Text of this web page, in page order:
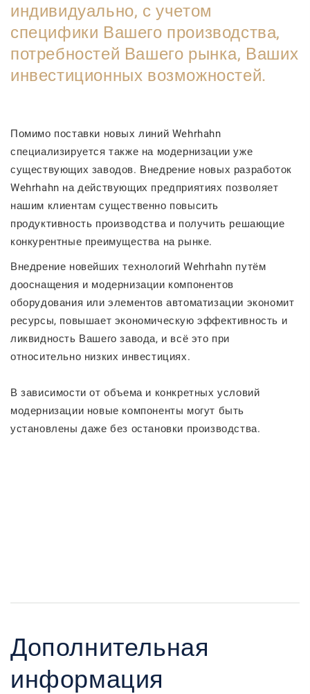
индивидуально, с учетом
специфики Вашего производства,
потребностей Вашего рынка, Ваших
инвестиционных возможностей.
Помимо поставки новых линий Wehrhahn
специализируется также на модернизации уже
существующих заводов. Внедрение новых разработок
Wehrhahn на действующих предприятиях позволяет
нашим клиентам существенно повысить
продуктивность производства и получить решающие
конкурентные преимущества на рынке.
Внедрение новейших технологий Wehrhahn путём
дооснащения и модернизации компонентов
оборудования или элементов автоматизации экономит
ресурсы, повышает экономическую эффективность и
ликвидность Вашего завода, и всё это при
относительно низких инвестициях.
В зависимости от объема и конкретных условий
модернизации новые компоненты могут быть
установлены даже без остановки производства.
Дополнительная
информация